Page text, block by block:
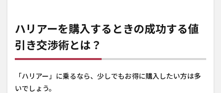
ハリアーを購入するときの成功する値
引き交渉術とは？
「ハリアー」に乗るなら、少しでもお得に購入したい方は多
いでしょう。